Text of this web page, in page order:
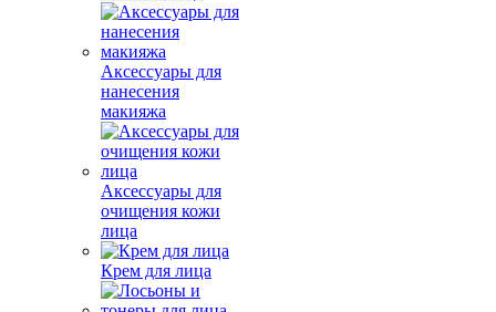
Аксессуары для
нанесения
макияжа
Аксессуары для
очищения кожи
лица
Крем для лица